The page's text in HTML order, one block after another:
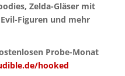
Zelda-Gläser mit
Figuren und mehr
Probe-Monat
hooked